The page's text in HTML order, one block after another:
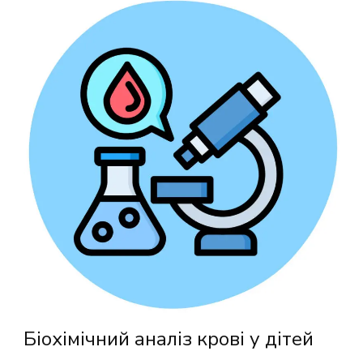
Біохімічний аналіз крові у дітей